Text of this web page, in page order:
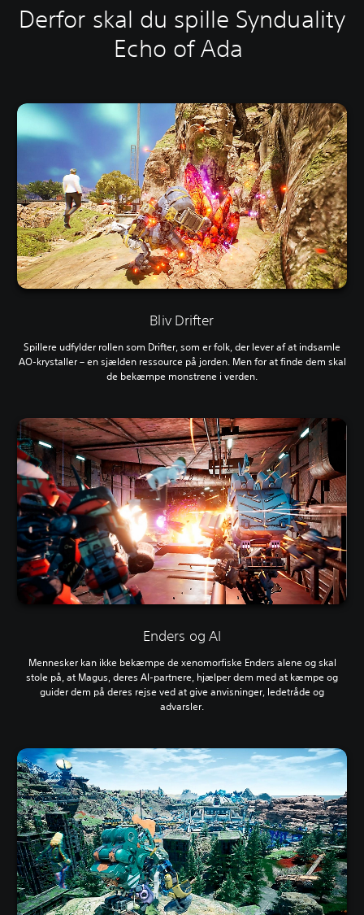
Derfor skal du spille Synduality
Echo of Ada
Bliv Drifter
Spillere udfylder rollen som Drifter, som er folk, der lever af at indsamle
AO-krystaller – en sjælden ressource på jorden. Men for at finde dem skal
de bekæmpe monstrene i verden.
Enders og AI
Mennesker kan ikke bekæmpe de xenomorfiske Enders alene og skal
stole på, at Magus, deres AI-partnere, hjælper dem med at kæmpe og
guider dem på deres rejse ved at give anvisninger, ledetråde og
advarsler.